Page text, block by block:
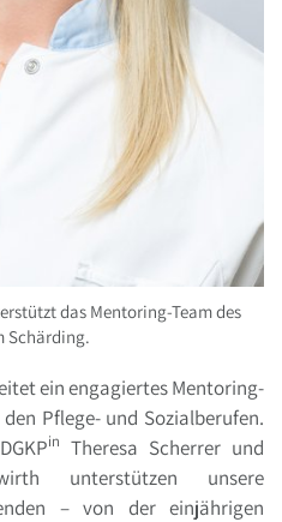
das Mentoring-Team des
Schärding.
ein engagiertes Mentoring-
Pflege- und Sozialberufen.
in Theresa Scherrer und
unterstützen unsere
– von der einjährigen